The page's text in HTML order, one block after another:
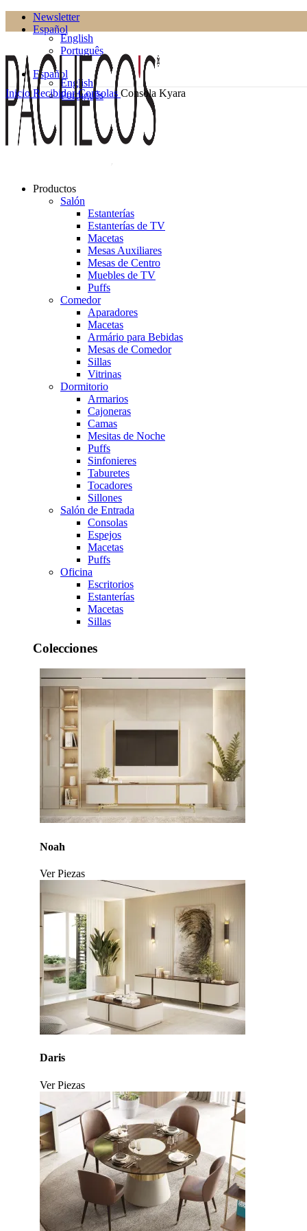
Newsletter
Español
English
Português
Español
English
Português
Productos
Salón
Estanterías
Estanterías de TV
Macetas
Mesas Auxiliares
Mesas de Centro
Muebles de TV
Puffs
Comedor
Aparadores
Macetas
Armário para Bebidas
Mesas de Comedor
Sillas
Vitrinas
Dormitorio
Armarios
Cajoneras
Camas
Mesitas de Noche
Puffs
Sinfonieres
Taburetes
Tocadores
Sillones
Salón de Entrada
Consolas
Espejos
Macetas
Puffs
Oficina
Escritorios
Estanterías
Macetas
Sillas
Colecciones
Noah
Ver Piezas
Daris
Ver Piezas
InicioRecibidorConsolas Consola Kyara